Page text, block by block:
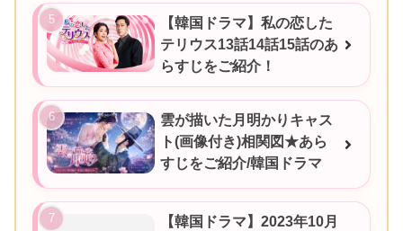
【韓国ドラマ】私の恋した
テリウス13話14話15話のあ
らすじをご紹介！
雲が描いた月明かりキャス
ト(画像付き)相関図★あら
すじをご紹介/韓国ドラマ
【韓国ドラマ】2023年10月